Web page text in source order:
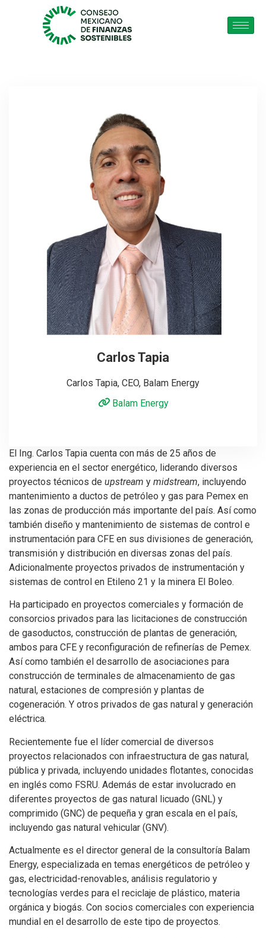
Carlos Tapia
Carlos Tapia, CEO, Balam Energy
Balam Energy
El Ing. Carlos Tapia cuenta con más de 25 años de
experiencia en el sector energético, liderando diversos
proyectos técnicos de upstream y midstream, incluyendo
mantenimiento a ductos de petróleo y gas para Pemex en
las zonas de producción más importante del país. Así como
también diseño y mantenimiento de sistemas de control e
instrumentación para CFE en sus divisiones de generación,
transmisión y distribución en diversas zonas del país.
Adicionalmente proyectos privados de instrumentación y
sistemas de control en Etileno 21 y la minera El Boleo.
Ha participado en proyectos comerciales y formación de
consorcios privados para las licitaciones de construcción
de gasoductos, construcción de plantas de generación,
ambos para CFE y reconfiguración de refinerías de Pemex.
Así como también el desarrollo de asociaciones para
construcción de terminales de almacenamiento de gas
natural, estaciones de compresión y plantas de
cogeneración. Y otros privados de gas natural y generación
eléctrica.
Recientemente fue el líder comercial de diversos
proyectos relacionados con infraestructura de gas natural,
pública y privada, incluyendo unidades flotantes, conocidas
en inglés como FSRU. Además de estar involucrado en
diferentes proyectos de gas natural licuado (GNL) y
comprimido (GNC) de pequeña y gran escala en el país,
incluyendo gas natural vehicular (GNV).
Actualmente es el director general de la consultoría Balam
Energy, especializada en temas energéticos de petróleo y
gas, electricidad-renovables, análisis regulatorio y
tecnologías verdes para el reciclaje de plástico, materia
orgánica y biogás. Con socios comerciales con experiencia
mundial en el desarrollo de este tipo de proyectos.